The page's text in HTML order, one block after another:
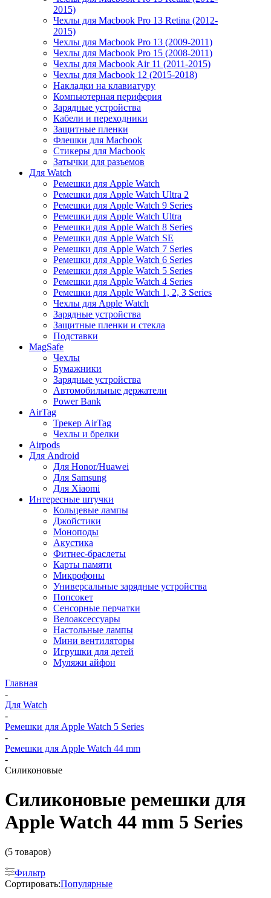
2015)
Чехлы для Macbook Pro 13 Retina (2012-
2015)
Чехлы для Macbook Pro 13 (2009-2011)
Чехлы для Macbook Pro 15 (2008-2011)
Чехлы для Macbook Air 11 (2011-2015)
Чехлы для Macbook 12 (2015-2018)
Накладки на клавиатуру
Компьютерная периферия
Зарядные устройства
Кабели и переходники
Защитные пленки
Флешки для Macbook
Стикеры для Macbook
Затычки для разъемов
Для Watch
Ремешки для Apple Watch
Ремешки для Apple Watch Ultra 2
Ремешки для Apple Watch 9 Series
Ремешки для Apple Watch Ultra
Ремешки для Apple Watch 8 Series
Ремешки для Apple Watch SE
Ремешки для Apple Watch 7 Series
Ремешки для Apple Watch 6 Series
Ремешки для Apple Watch 5 Series
Ремешки для Apple Watch 4 Series
Ремешки для Apple Watch 1, 2, 3 Series
Чехлы для Apple Watch
Зарядные устройства
Защитные пленки и стекла
Подставки
MagSafe
Чехлы
Бумажники
Зарядные устройства
Автомобильные держатели
Power Bank
AirTag
Трекер AirTag
Чехлы и брелки
Airpods
Для Android
Для Honor/Huawei
Для Samsung
Для Xiaomi
Интересные штучки
Кольцевые лампы
Джойстики
Моноподы
Акустика
Фитнес-браслеты
Карты памяти
Микрофоны
Универсальные зарядные устройства
Попсокет
Сенсорные перчатки
Велоаксессуары
Настольные лампы
Мини вентиляторы
Игрушки для детей
Муляжи айфон
Главная
-
Для Watch
-
Ремешки для Apple Watch 5 Series
-
Ремешки для Apple Watch 44 mm
-
Силиконовые
Силиконовые ремешки для
Apple Watch 44 mm 5 Series
(5 товаров)
Фильтр
Сортировать:Популярные